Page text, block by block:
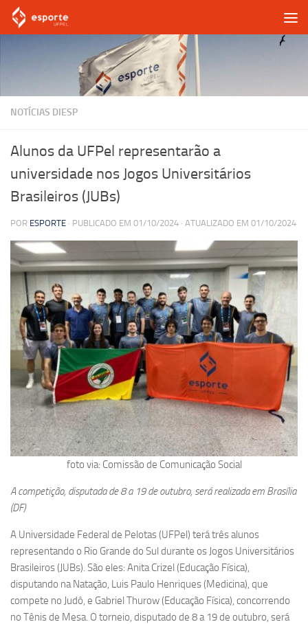
Skip to content
NOTÍCIAS DIESP
Alunos da UFPel representarão a
universidade nos Jogos Universitários
Brasileiros (JUBs)
POR ESPORTE · PUBLICADO EM 01/10/2024 · ATUALIZADO EM 01/10/2024
foto via: Comissão de Comunicação Social
A competição, disputada de 8 a 19 de outubro, será realizada em Brasília
(DF)
A Universidade Federal de Pelotas (UFPel) terá três alunos
representando o Rio Grande do Sul durante os Jogos Universitários
Brasileiros (JUBs). São eles: Anita Crizel (Educação Física),
disputando na Natação, Luis Paulo Henriques (Medicina), que
compete no Judô, e Gabriel Thurow (Educação Física), concorrendo
no Tênis de Mesa. O torneio, disputado de 8 a 19 de outubro, será